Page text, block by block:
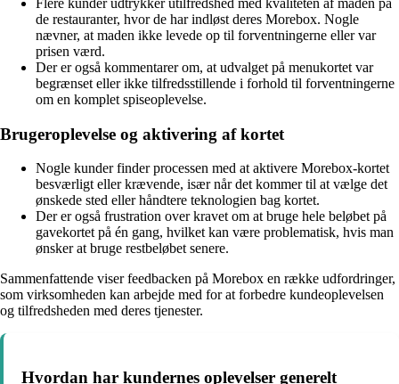
de restauranter, hvor de har indløst deres Morebox. Nogle
nævner, at maden ikke levede op til forventningerne eller var
prisen værd.
Der er også kommentarer om, at udvalget på menukortet var
begrænset eller ikke tilfredsstillende i forhold til forventningerne
om en komplet spiseoplevelse.
Brugeroplevelse og aktivering af kortet
Nogle kunder finder processen med at aktivere Morebox-kortet
besværligt eller krævende, især når det kommer til at vælge det
ønskede sted eller håndtere teknologien bag kortet.
Der er også frustration over kravet om at bruge hele beløbet på
gavekortet på én gang, hvilket kan være problematisk, hvis man
ønsker at bruge restbeløbet senere.
Sammenfattende viser feedbacken på Morebox en række udfordringer,
som virksomheden kan arbejde med for at forbedre kundeoplevelsen
og tilfredsheden med deres tjenester.
Hvordan har kundernes oplevelser generelt